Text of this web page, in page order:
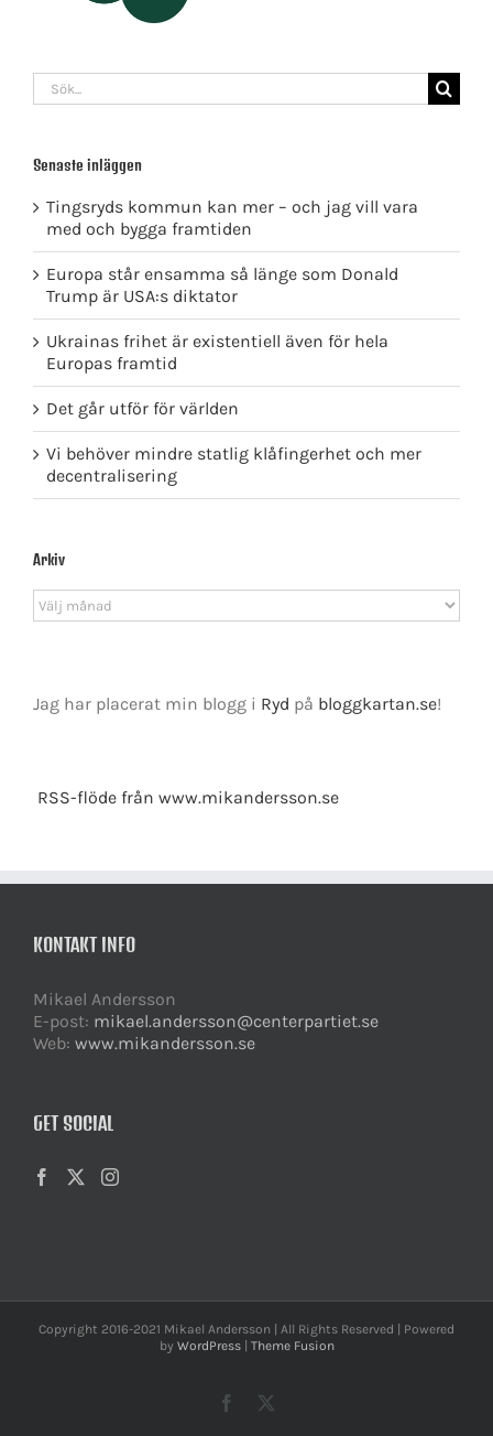
Sök
efter:
Senaste inläggen
Tingsryds kommun kan mer – och jag vill vara
med och bygga framtiden
Europa står ensamma så länge som Donald
Trump är USA:s diktator
Ukrainas frihet är existentiell även för hela
Europas framtid
Det går utför för världen
Vi behöver mindre statlig klåfingerhet och mer
decentralisering
Arkiv
Arkiv
Jag har placerat min blogg i Ryd på bloggkartan.se!
RSS-flöde från www.mikandersson.se
KONTAKT INFO
Mikael Andersson
E-post: mikael.andersson@centerpartiet.se
Web: www.mikandersson.se
GET SOCIAL
Copyright 2016-2021 Mikael Andersson | All Rights Reserved | Powered
by WordPress| Theme Fusion
Facebook